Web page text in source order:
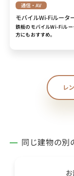
通信・AV
モバイルWi-Fiルータ
鉄板のモバイルWi-Fiル
方にもおすすめ。
レ
同じ建物の別